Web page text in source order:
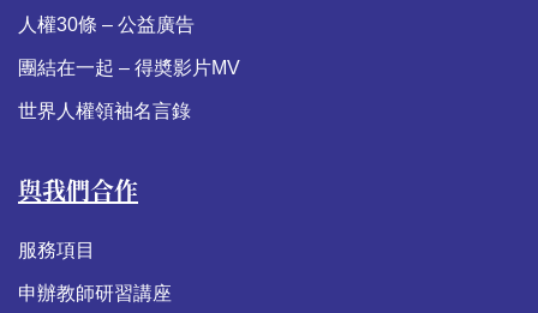
人權30條 – 公益廣告
團結在一起 – 得奬影片MV
世界人權領袖名言錄
與我們合作
服務項目
申辦教師研習講座